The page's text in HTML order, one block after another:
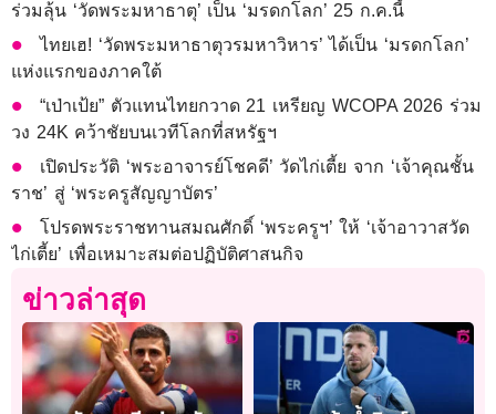
ร่วมลุ้น ‘วัดพระมหาธาตุ’ เป็น ‘มรดกโลก’ 25 ก.ค.นี้
ไทยเฮ! ‘วัดพระมหาธาตุวรมหาวิหาร’ ได้เป็น ‘มรดกโลก’
แห่งแรกของภาคใต้
“เป่าเป้ย” ตัวแทนไทยกวาด 21 เหรียญ WCOPA 2026 ร่วม
วง 24K คว้าชัยบนเวทีโลกที่สหรัฐฯ
เปิดประวัติ ‘พระอาจารย์โชคดี’ วัดไก่เตี้ย จาก ‘เจ้าคุณชั้น
ราช’ สู่ ‘พระครูสัญญาบัตร’
โปรดพระราชทานสมณศักดิ์ ‘พระครูฯ’ ให้ ‘เจ้าอาวาสวัด
ไก่เตี้ย’ เพื่อเหมาะสมต่อปฏิบัติศาสนกิจ
ข่าวล่าสุด